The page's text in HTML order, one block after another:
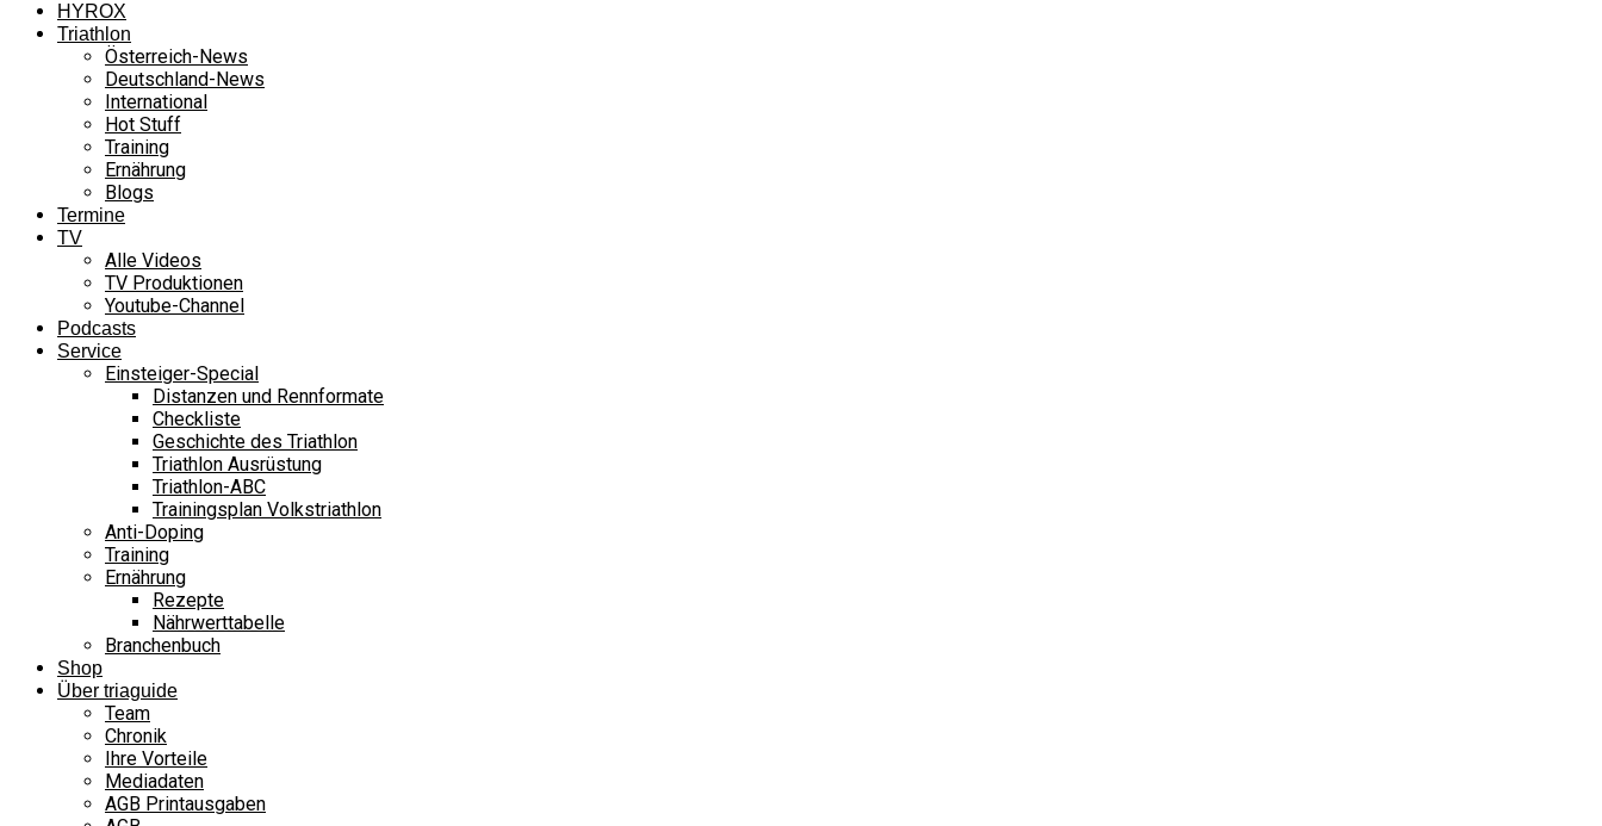
HYROX
Triathlon
Österreich-News
Deutschland-News
International
Hot Stuff
Training
Ernährung
Blogs
Termine
TV
Alle Videos
TV Produktionen
Youtube-Channel
Podcasts
Service
Einsteiger-Special
Distanzen und Rennformate
Checkliste
Geschichte des Triathlon
Triathlon Ausrüstung
Triathlon-ABC
Trainingsplan Volkstriathlon
Anti-Doping
Training
Ernährung
Rezepte
Nährwerttabelle
Branchenbuch
Shop
Über triaguide
Team
Chronik
Ihre Vorteile
Mediadaten
AGB Printausgaben